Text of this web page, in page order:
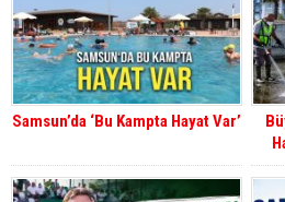
Samsun’da ‘Bu Kampta Hayat Var’